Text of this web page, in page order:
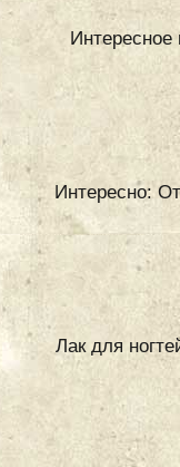
Интересное
Интересно:
Лак для